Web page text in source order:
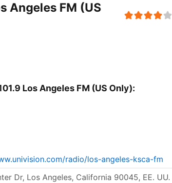
Angeles FM (US
Los Angeles FM (US Only):
radio/los-angeles-ksca-fm
Dr, Los Angeles, California 90045, EE. UU.